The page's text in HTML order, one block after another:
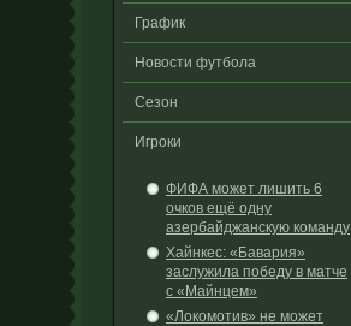
График
Новости футбола
Сезон
Игроки
ФИФА может лишить 6
очков ещё одну
азербайджанскую команду
Хайнкес: «Бавария»
заслужила победу в матче
с «Майнцем»
«Локомотив» не может